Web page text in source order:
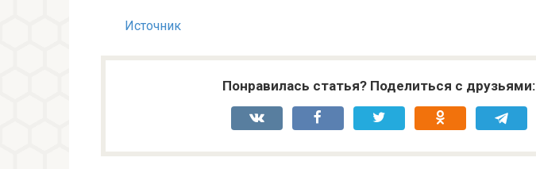
Источник
Понравилась статья? Поделиться с друзьями: